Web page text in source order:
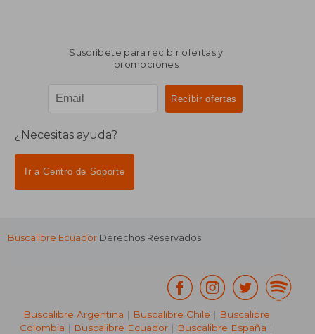
Suscríbete para recibir ofertas y
promociones
¿Necesitas ayuda?
Ir a Centro de Soporte
Buscalibre Ecuador Derechos Reservados.
Buscalibre Argentina | Buscalibre Chile | Buscalibre
Colombia | Buscalibre Ecuador | Buscalibre España |